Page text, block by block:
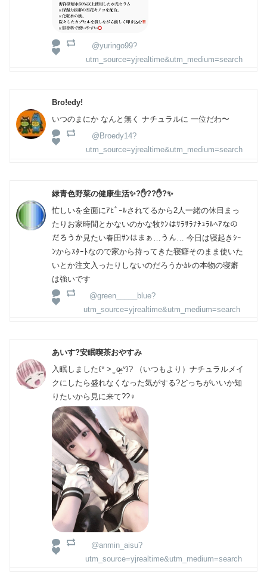
@yuringo99?
utm_source=yjrealtime&utm_medium=search
Bro!edy!
いつのまにか なんと無く ナチュラルに 一位だわ〜
@Broedy14?
utm_source=yjrealtime&utm_medium=search
緑青色野菜の健康生活✨?✋??✋?✨
忙しいを全面にｱﾋﾟｰﾙされてるから2人一緒の休日まっ
たりお家時間とかないのかな牧ｸﾝはｻﾗｻﾗﾅﾁｭﾗﾙﾍｱなの
だろうか見たい春田ｻﾝはまぁ…うん… 今日は寝起きｼｰ
ﾝからｽﾀｰﾄなので家から持ってきた寝癖そのまま使いた
いとか注文入ったりしないのだろうかｶﾚの本物の寝癖
は強いです
@green_____blue?
utm_source=yjrealtime&utm_medium=search
あいす?安眠喫茶おやすみ
入眠しました꒰ᐡ > ̫ o̴̶̷̤ ᐡ꒱? （いつもより）ナチュラルメイ
クにしたら盛れなくなった気がする?どっちがいいか知
りたいから見に来て??‍♀️
@anmin_aisu?
utm_source=yjrealtime&utm_medium=search